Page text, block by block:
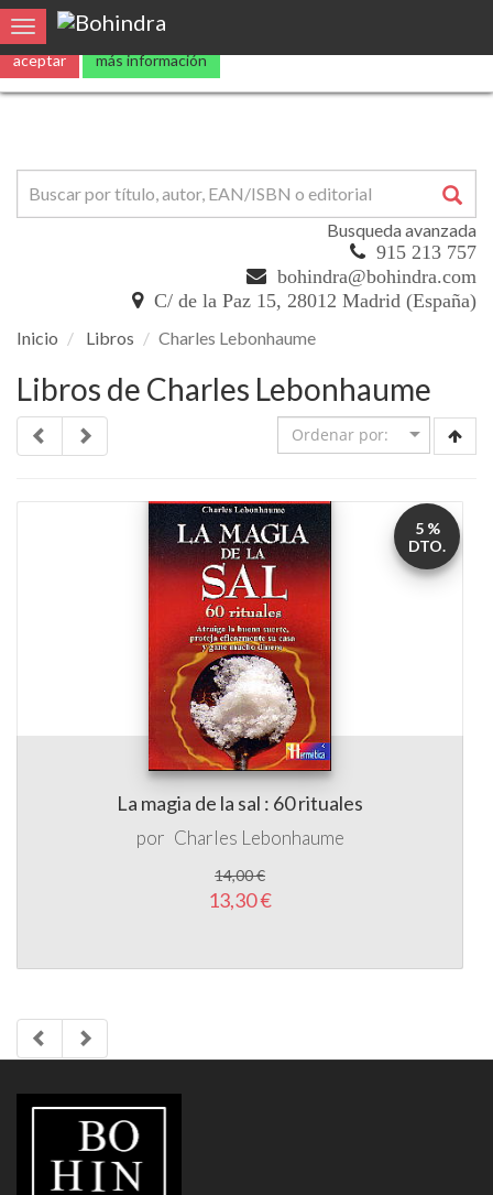
Utilizamoscookies propias y de terceros para mejorar nuestros
aceptar más información
Toggle navigation
Busqueda avanzada
915 213 757
bohindra@bohindra.com
C/ de la Paz 15, 28012 Madrid (España)
Inicio Libros Charles Lebonhaume
Libros de Charles Lebonhaume
La magia de la sal : 60 rituales
por Charles Lebonhaume
14,00 €
13,30 €
5 %
DTO.
LIBRERÍA
BOHINDRA